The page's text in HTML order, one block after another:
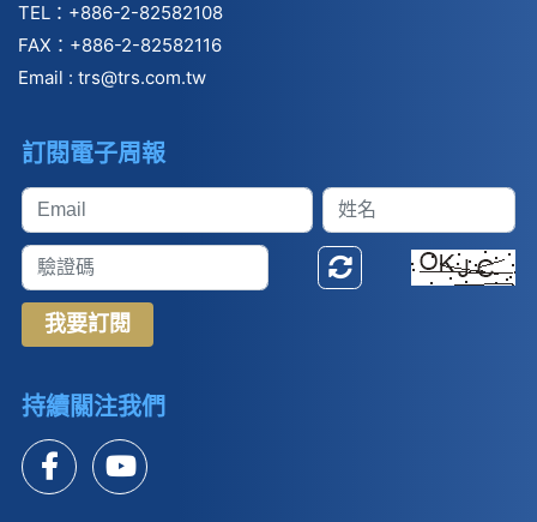
TEL：+886-2-82582108
FAX：+886-2-82582116
Email : trs@trs.com.tw
訂閱電子周報
我要訂閱
持續關注我們